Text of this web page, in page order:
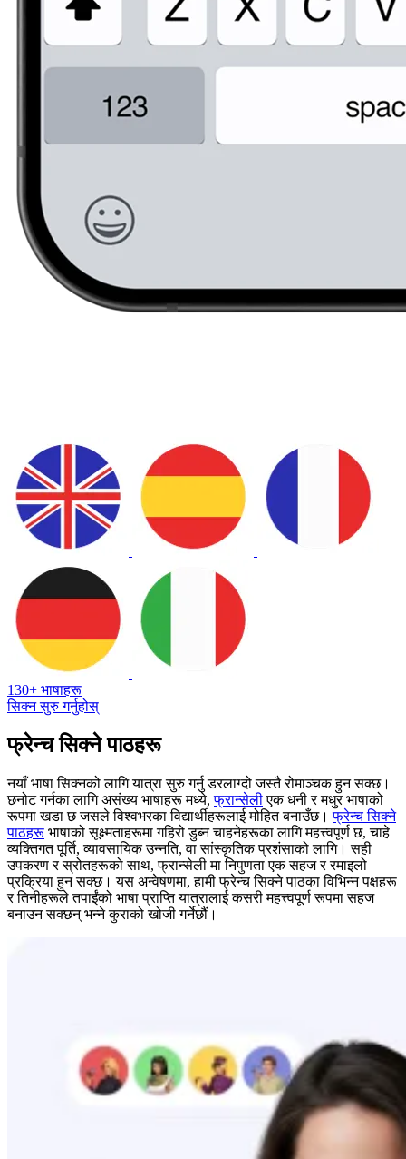
130+ भाषाहरू
सिक्न सुरु गर्नुहोस्
फ्रेन्च सिक्ने पाठहरू
नयाँ भाषा सिक्नको लागि यात्रा सुरु गर्नु डरलाग्दो जस्तै रोमाञ्चक हुन सक्छ।
छनोट गर्नका लागि असंख्य भाषाहरू मध्ये,फ्रान्सेलीएक धनी र मधुर भाषाको
रूपमा खडा छ जसले विश्वभरका विद्यार्थीहरूलाई मोहित बनाउँछ।फ्रेन्च सिक्ने
पाठहरू भाषाको सूक्ष्मताहरूमा गहिरो डुब्न चाहनेहरूका लागि महत्त्वपूर्ण छ, चाहे
व्यक्तिगत पूर्ति, व्यावसायिक उन्नति, वा सांस्कृतिक प्रशंसाको लागि। सही
उपकरण र स्रोतहरूको साथ, फ्रान्सेली मा निपुणता एक सहज र रमाइलो
प्रक्रिया हुन सक्छ। यस अन्वेषणमा, हामी फ्रेन्च सिक्ने पाठका विभिन्न पक्षहरू
र तिनीहरूले तपाईंको भाषा प्राप्ति यात्रालाई कसरी महत्त्वपूर्ण रूपमा सहज
बनाउन सक्छन् भन्ने कुराको खोजी गर्नेछौं।